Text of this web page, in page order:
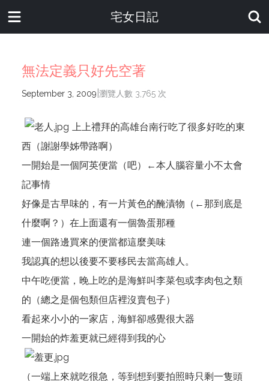
宅女日記
無法定義只好先空著
September 3, 2009 瀏覽人數 3,765 次
上上禮拜的高雄台南行吃了很多好吃的東
西（謝謝學姊帶路啊）
一開始是一個阿英便當（吧）←本人腦容量小不太會
記事情
好像是古早味的，有一片黃色的醃漬物（←那到底是
什麼啊？）在上面還有一個魯蛋那種
連一個路邊買來的便當都這麼美味
我認真的想以後要不要移民去當高雄人。
中午吃便當，晚上吃的是海鮮叫李菜包或李肉包之類
的（總之是個包類但店裡沒賣包子）
看起來小小的一家店，海鮮卻感覺很大器
一開始的炸羞更就已經得到我的心
（一端上來就吃很急，等到想到要拍照時只剩一隻頭